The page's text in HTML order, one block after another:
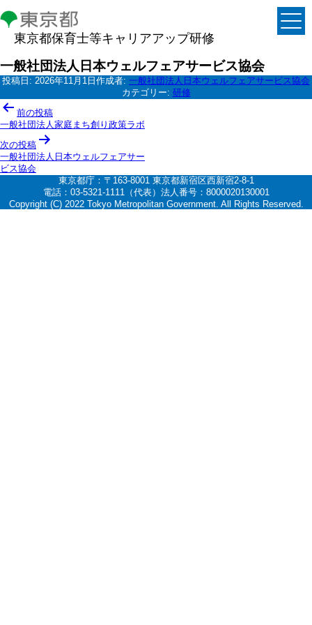
東京都保育士等キャリアアップ研修
一般社団法人日本ウェルフェアサービス協会
投稿日: 2026年11月1日 作成者: 一般社団法人日本ウェルフェアサービス協会
カテゴリー: 研修
投
稿
ナ
ビ
ゲ
ー
前の投稿
一般社団法人家庭まち創り政策ラボ
次の投稿
一般社団法人日本ウェルフェアサー
ビス協会
東京都庁：〒163-8001 東京都新宿区西新宿2-8-1
電話：03-5321-1111（代表）法人番号：8000020130001
Copyright (C) 2022 Tokyo Metropolitan Government. All Rights Reserved.